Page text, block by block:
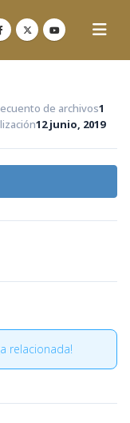
de archivos1
12 junio, 2019
relacionada!